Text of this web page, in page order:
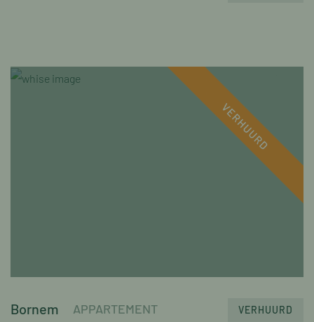
Bornem APPARTEMENT VERHUURD